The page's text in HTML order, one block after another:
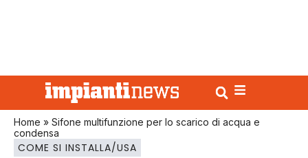
Home » Sifone multifunzione per lo scarico di acqua e
condensa
COME SI INSTALLA/USA